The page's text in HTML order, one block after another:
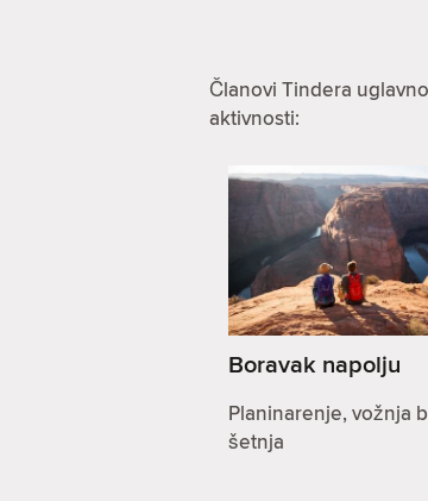
Članovi Tindera
aktivnosti:
Boravak napolju
Planinarenje, vožnja
šetnja